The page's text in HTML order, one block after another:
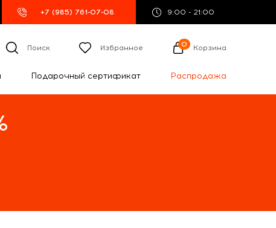
+7 (985) 761-07-08 9:00 - 21:00
Поиск Избранное 0 Корзина
Подарочный сертификат Распродажа